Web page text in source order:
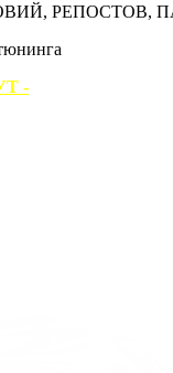
РЕПОСТОВ,
-